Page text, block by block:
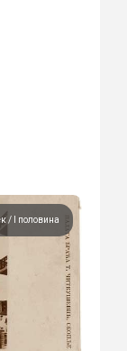
/ I половина